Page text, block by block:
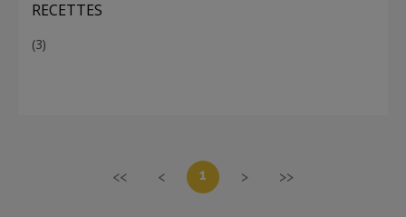
RECETTES
(3)
<< < 1 > >>